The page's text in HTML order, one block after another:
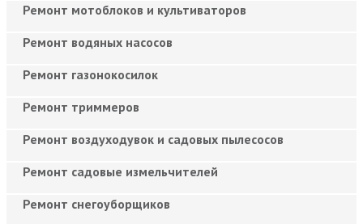
Ремонт мотоблоков и культиваторов
Ремонт водяных насосов
Ремонт газонокосилок
Ремонт триммеров
Ремонт воздуходувок и садовых пылесосов
Ремонт садовые измельчителей
Ремонт снегоуборщиков